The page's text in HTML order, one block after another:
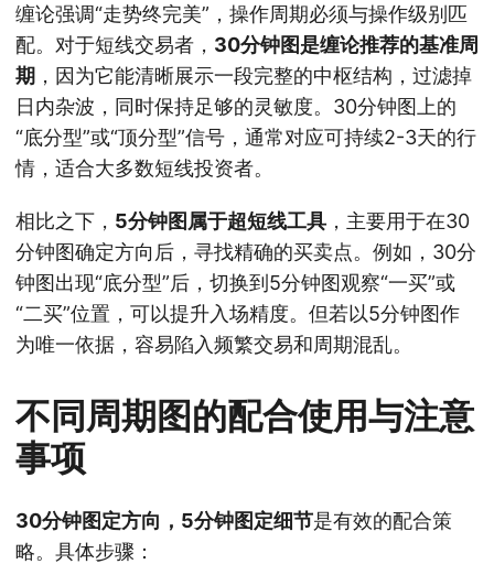
缠论强调“走势终完美”，操作周期必须与操作级别匹
配。对于短线交易者， 30分钟图是缠论推荐的基准周
期 ，因为它能清晰展示一段完整的中枢结构，过滤掉
日内杂波，同时保持足够的灵敏度。30分钟图上的
“底分型”或“顶分型”信号，通常对应可持续2-3天的行
情，适合大多数短线投资者。
相比之下， 5分钟图属于超短线工具 ，主要用于在30
分钟图确定方向后，寻找精确的买卖点。例如，30分
钟图出现“底分型”后，切换到5分钟图观察“一买”或
“二买”位置，可以提升入场精度。但若以5分钟图作
为唯一依据，容易陷入频繁交易和周期混乱。
不同周期图的配合使用与注意
事项
30分钟图定方向，5分钟图定细节是有效的配合策
略。具体步骤：